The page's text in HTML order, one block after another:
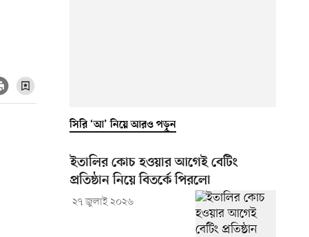
সিরি ‘আ’ নিয়ে আরও পড়ুন
ইতালির কোচ হওয়ার আগেই বেটিং
প্রতিষ্ঠান নিয়ে বিতর্কে পিরলো
২৭ জুলাই ২০২৬